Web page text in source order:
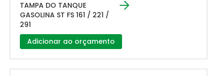
TAMPA DO TANQUE
GASOLINA ST FS 161 / 221 /
291
Adicionar ao orçamento